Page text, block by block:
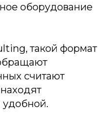
оборудование
такой формат
считают